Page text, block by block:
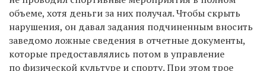
объеме, хотя деньги за них получал.Чтобы скрыть
нарушения, он давал задания подчиненным вносить
заведомо ложные сведения в отчетные документы,
которые предоставлялись потом в управление
по физической культуре и спорту. При этом трое